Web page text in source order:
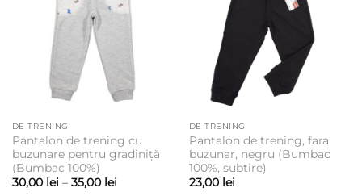
DE TRENING
Pantalon de trening cu
buzunare pentru gradiniță
(Bumbac 100%)
30,00 lei – 35,00 leiInterval
DE TRENING
Pantalon de trening, fara
buzunar, negru (Bumbac
100%, subtire)
23,00 lei